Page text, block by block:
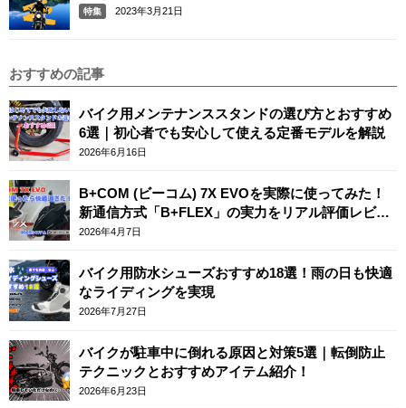
特集 2023年3月21日
おすすめの記事
バイク用メンテナンススタンドの選び方とおすすめ
6選｜初心者でも安心して使える定番モデルを解説
2026年6月16日
B+COM (ビーコム) 7X EVOを実際に使ってみた！
新通信方式「B+FLEX」の実力をリアル評価レビュ
ー
2026年4月7日
バイク用防水シューズおすすめ18選！雨の日も快適
なライディングを実現
2026年7月27日
バイクが駐車中に倒れる原因と対策5選｜転倒防止
テクニックとおすすめアイテム紹介！
2026年6月23日